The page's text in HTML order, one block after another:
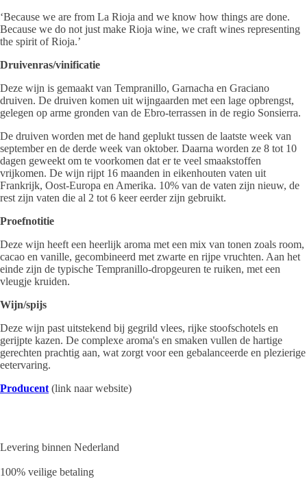
‘Because we are from La Rioja and we know how things are done.
Because we do not just make Rioja wine, we craft wines representing
the spirit of Rioja.’
Druivenras/vinificatie
Deze wijn is gemaakt van Tempranillo, Garnacha en Graciano
druiven. De druiven komen uit wijngaarden met een lage opbrengst,
gelegen op arme gronden van de Ebro-terrassen in de regio Sonsierra.
De druiven worden met de hand geplukt tussen de laatste week van
september en de derde week van oktober. Daarna worden ze 8 tot 10
dagen geweekt om te voorkomen dat er te veel smaakstoffen
vrijkomen. De wijn rijpt 16 maanden in eikenhouten vaten uit
Frankrijk, Oost-Europa en Amerika. 10% van de vaten zijn nieuw, de
rest zijn vaten die al 2 tot 6 keer eerder zijn gebruikt.
Proefnotitie
Deze wijn heeft een heerlijk aroma met een mix van tonen zoals room,
cacao en vanille, gecombineerd met zwarte en rijpe vruchten. Aan het
einde zijn de typische Tempranillo-dropgeuren te ruiken, met een
vleugje kruiden.
Wijn/spijs
Deze wijn past uitstekend bij gegrild vlees, rijke stoofschotels en
gerijpte kazen. De complexe aroma's en smaken vullen de hartige
gerechten prachtig aan, wat zorgt voor een gebalanceerde en plezierige
eetervaring.
Producent (link naar website)
Levering binnen Nederland
100% veilige betaling